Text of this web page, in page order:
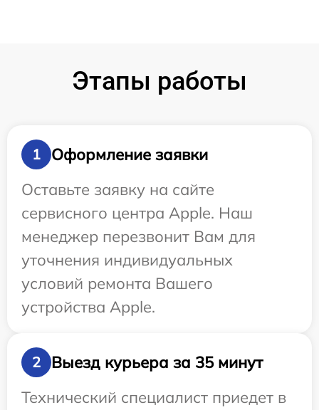
Этапы работы
1
Оформление заявки
Оставьте заявку на сайте
сервисного центра Apple. Наш
менеджер перезвонит Вам для
уточнения индивидуальных
условий ремонта Вашего
устройства Apple.
2
Выезд курьера за 35 минут
Технический специалист приедет в